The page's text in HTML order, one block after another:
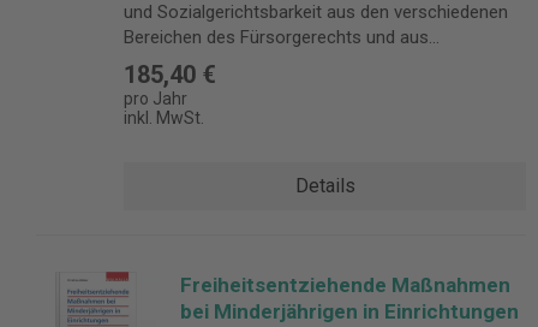
und Sozialgerichtsbarkeit aus den verschiedenen
Bereichen des Fürsorgerechts und aus
angrenzenden Rechtsgebieten. Komplette
Sammlung zum Fürsorgerecht Die FEVS beinhaltet
Entscheidungen aus den Bereichen:
Angrenzende Rechtsgebiete Darüber hinaus sind
Aufenthaltsrecht Zuständigkeitsfragen
Kostenerstattung Schwerbehinderten-,
185,40 €
pro Jahr
inkl. MwSt.
Details
Freiheitsentziehende Maßnahmen
bei Minderjährigen in Einrichtungen